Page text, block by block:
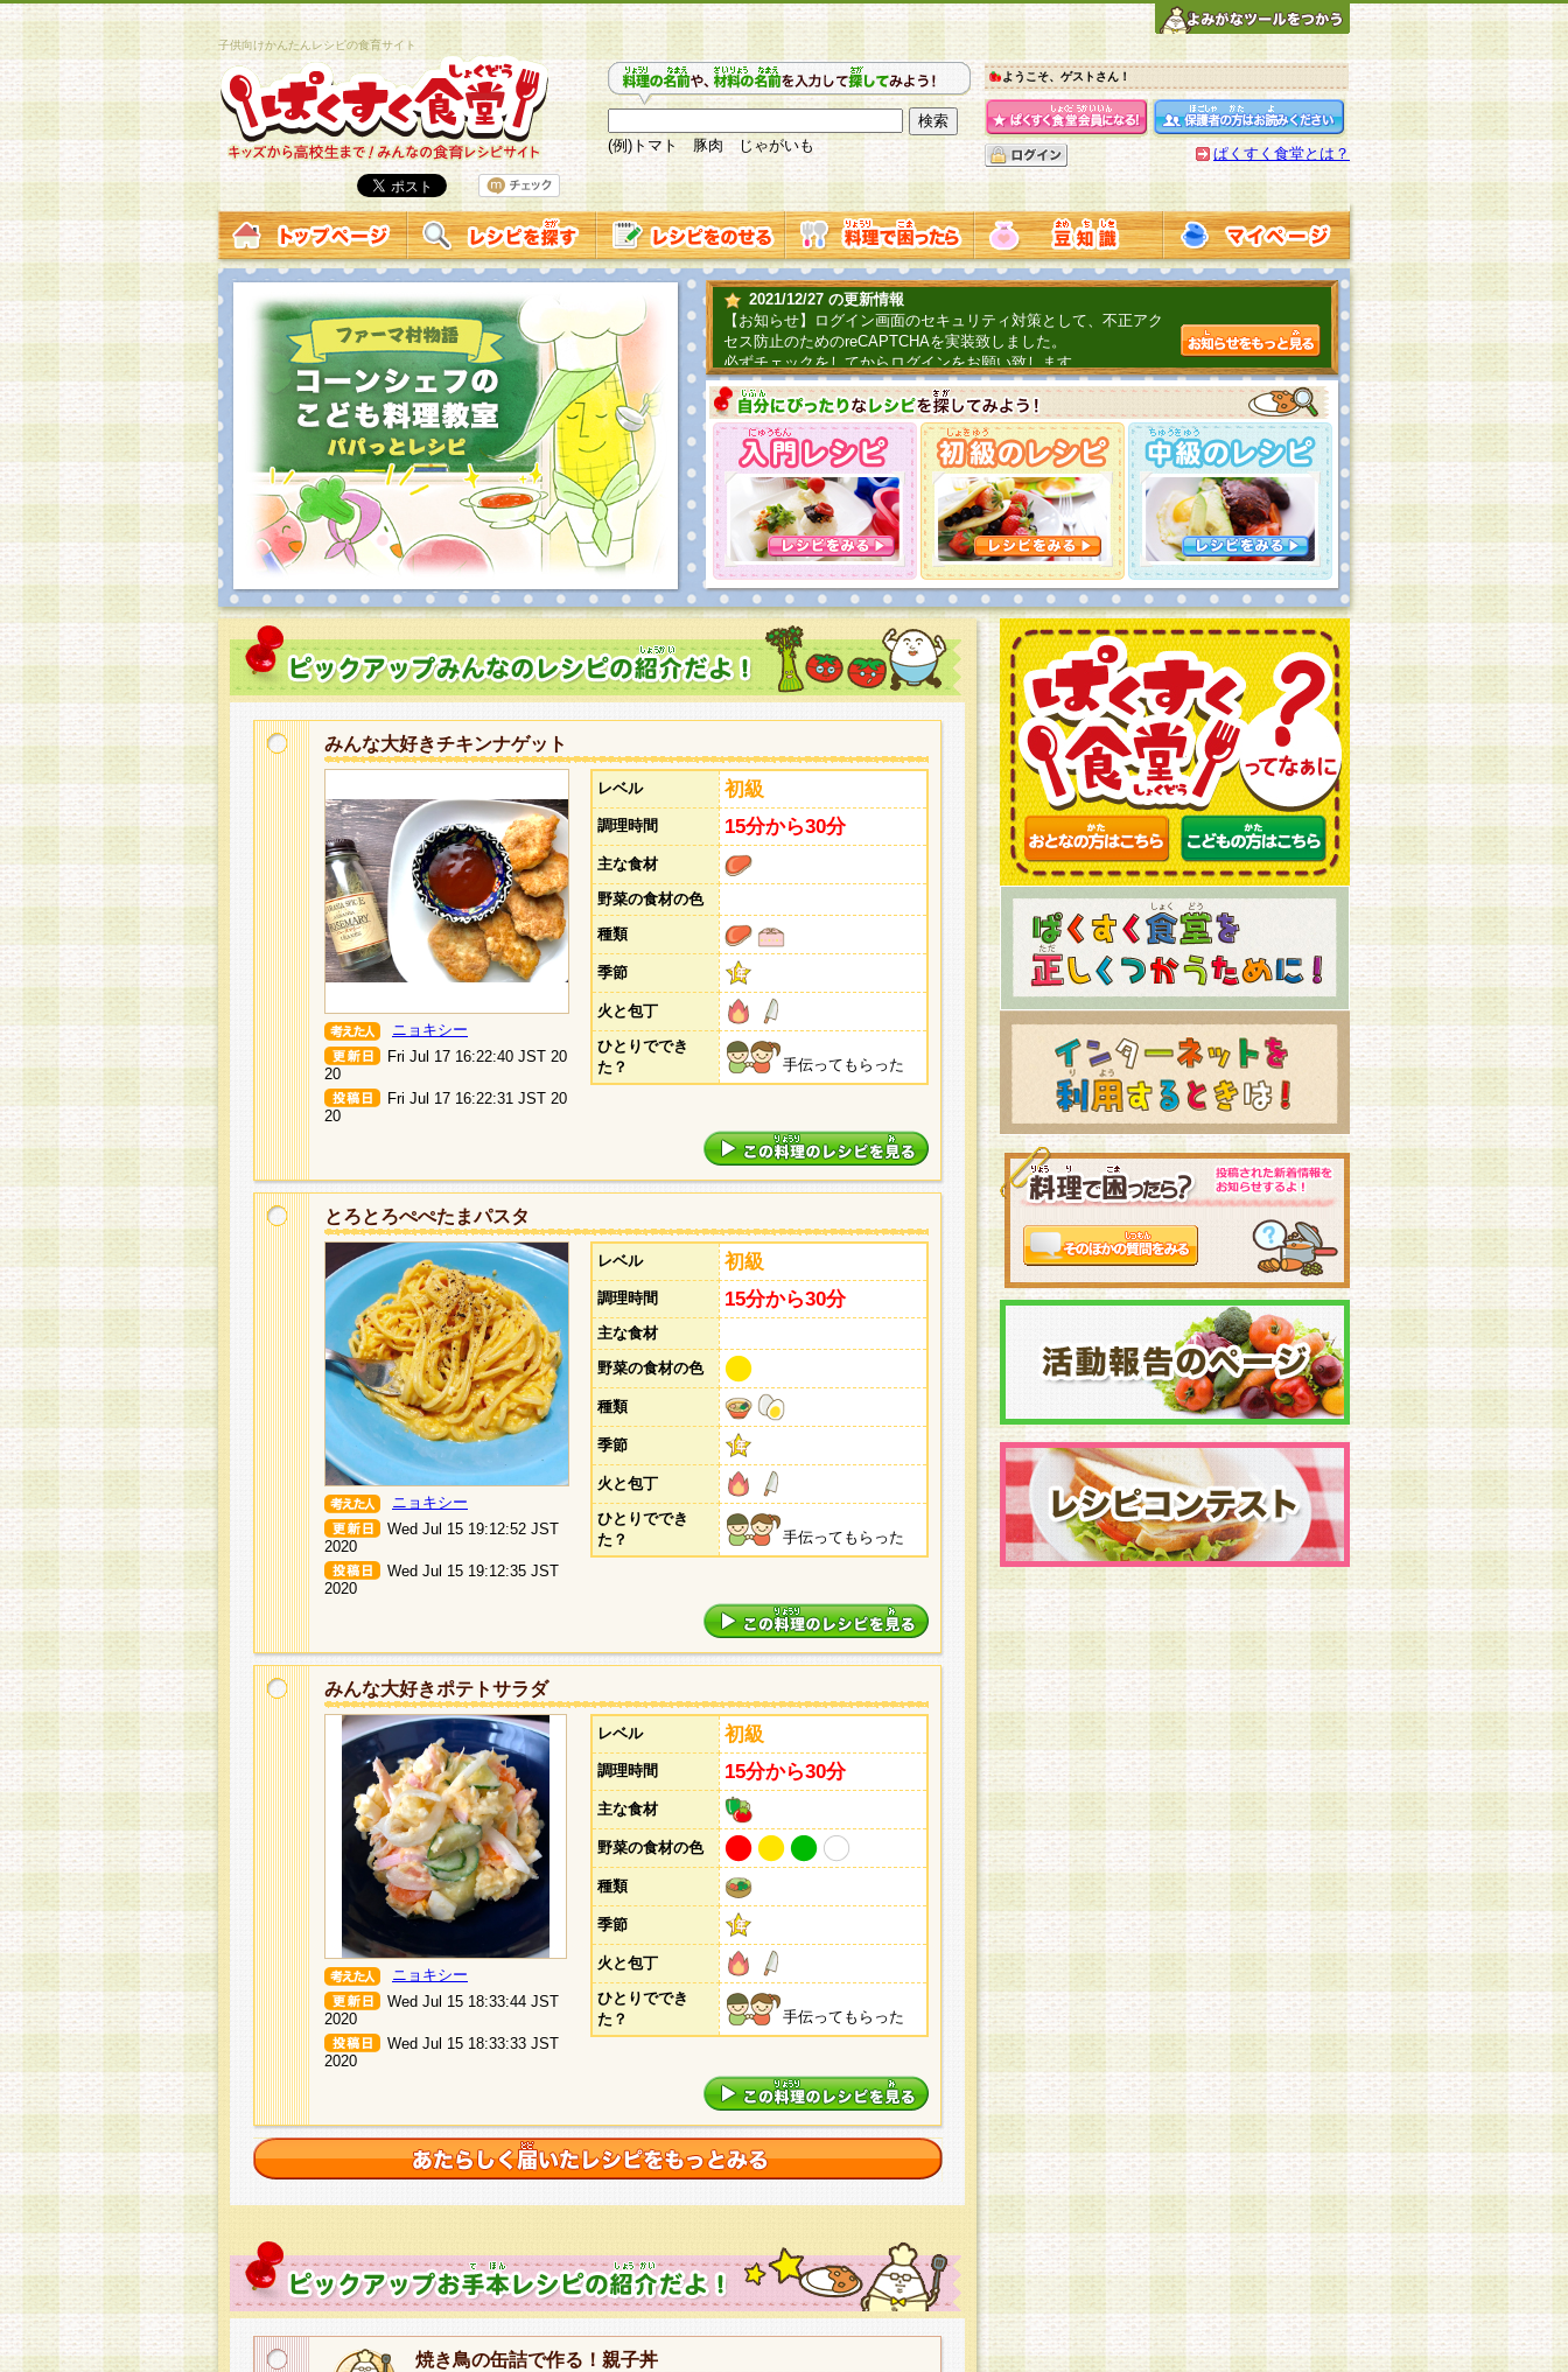
子供向けかんたんレシピの食育サイト
(例)トマト 豚肉 じゃがいも
ようこそ、ゲストさん！
ぱくすく食堂とは？
2021/12/27 の更新情報
【お知らせ】ログイン画面のセキュリティ対策として、不正アク
セス防止のためのreCAPTCHAを実装致しました。
必ずチェックをしてからログインをお願い致します。
2019/06/04 の更新情報
ファーマ村からコーンシェフが簡単レシピを紹介するよ！こちら
2018/07/01 の更新情報
チャレンジ企画第三弾！お母さん、お父さんへ日頃の感謝をこめ
てごはんを作ろう！は終了致しました。たくさんの投稿、ありが
とうございました。次回企画もお楽しみに！
みんな大好きチキンナゲット
ニョキシー
Fri Jul 17 16:22:40 JST 20
20
Fri Jul 17 16:22:31 JST 20
20
レベル 初級
調理時間 15分から30分
主な食材
野菜の食材の色
種類
季節
火と包丁
ひとりででき
た？
手伝ってもらった
とろとろぺぺたまパスタ
ニョキシー
Wed Jul 15 19:12:52 JST
2020
Wed Jul 15 19:12:35 JST
2020
レベル 初級
調理時間 15分から30分
主な食材
野菜の食材の色
種類
季節
火と包丁
ひとりででき
た？
手伝ってもらった
みんな大好きポテトサラダ
ニョキシー
Wed Jul 15 18:33:44 JST
2020
Wed Jul 15 18:33:33 JST
2020
レベル 初級
調理時間 15分から30分
主な食材
野菜の食材の色
種類
季節
火と包丁
ひとりででき
た？
手伝ってもらった
焼き鳥の缶詰で作る！親子丼